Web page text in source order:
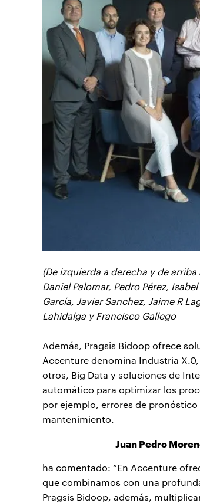
(De izquierda a derecha y de
Daniel Palomar, Pedro Pérez,
García, Javier Sanchez, Jaime R
Lahidalga y Francisco Gallego
Además, Pragsis Bidoop ofrece
Accenture denomina Industria
otros, Big Data y soluciones de
automático para optimizar los
por ejemplo, errores de
mantenimiento.
Juan Pedro
ha comentado: “En Accenture
que combinamos con una
Pragsis Bidoop, además,